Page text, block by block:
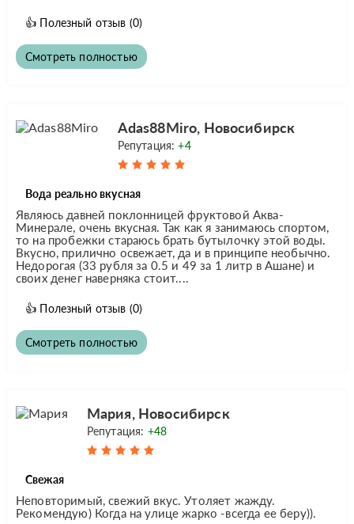
👍 Полезный отзыв (0)
Смотреть полностью
Adas88Miro, Новосибирск
Репутация:+4
Вода реально вкусная
Являюсь давней поклонницей фруктовой Аква-
Минерале, очень вкусная. Так как я занимаюсь спортом,
то на пробежки стараюсь брать бутылочку этой воды.
Вкусно, прилично освежает, да и в принципе необычно.
Недорогая (33 рубля за 0.5 и 49 за 1 литр в Ашане) и
своих денег наверняка стоит....
👍 Полезный отзыв (0)
Смотреть полностью
Мария, Новосибирск
Репутация: +48
Свежая
Неповторимый, свежий вкус. Утоляет жажду.
Рекомендую) Когда на улице жарко -всегда ее беру)).